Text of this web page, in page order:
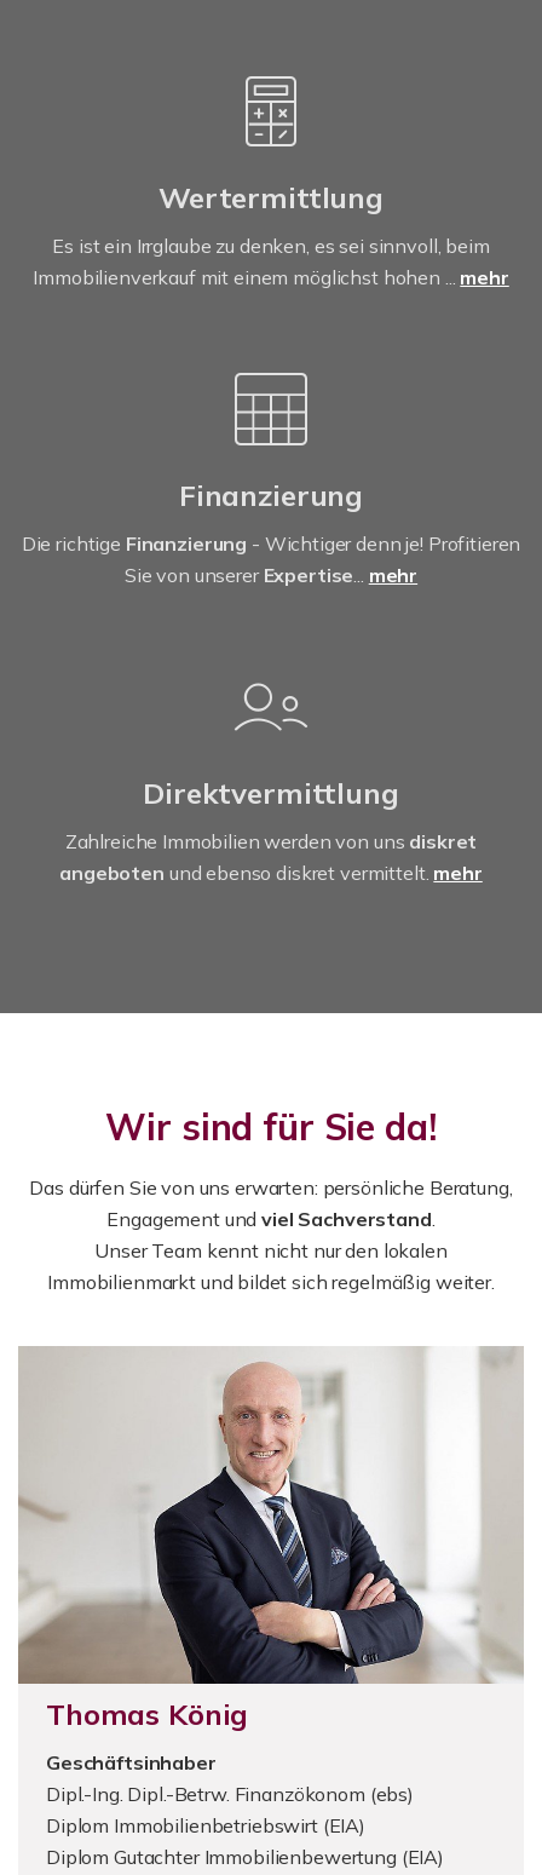
Wertermittlung
Es ist ein Irrglaube zu denken, es sei sinnvoll, beim
Immobilienverkauf mit einem möglichst hohen ... mehr
Finanzierung
Die richtige Finanzierung - Wichtiger denn je! Profitieren
Sie von unserer Expertise... mehr
Direktvermittlung
Zahlreiche Immobilien werden von uns diskret
angeboten und ebenso diskret vermittelt. mehr
Wir sind für Sie da!
Das dürfen Sie von uns erwarten: persönliche Beratung,
Engagement undviel Sachverstand.
Unser Team kennt nicht nur den lokalen
Immobilienmarkt und bildet sich regelmäßig weiter.
Thomas König
Geschäftsinhaber
Dipl.-Ing. Dipl.-Betrw. Finanzökonom (ebs)
Diplom Immobilienbetriebswirt (EIA)
Diplom Gutachter Immobilienbewertung (EIA)